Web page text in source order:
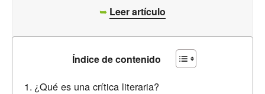
➥ Leer artículo
Índice de contenido
¿Qué es una crítica literaria?